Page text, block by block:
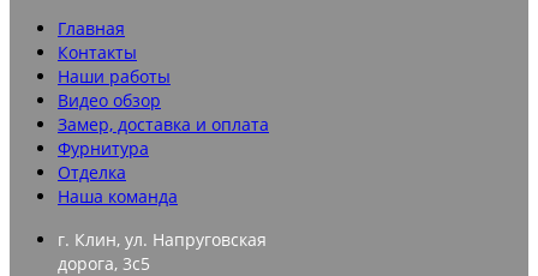
Главная
Контакты
Наши работы
Видео обзор
Замер, доставка и оплата
Фурнитура
Отделка
Наша команда
г. Клин, ул. Напруговская
дорога, 3с5